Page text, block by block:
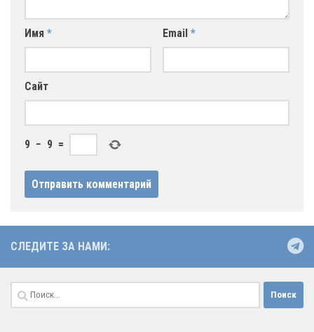
Имя * Email *
Сайт
9 − 9 =
СЛЕДИТЕ ЗА НАМИ:
Найти: